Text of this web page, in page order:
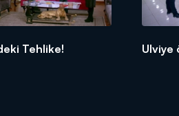
Tehlike! Ulviye